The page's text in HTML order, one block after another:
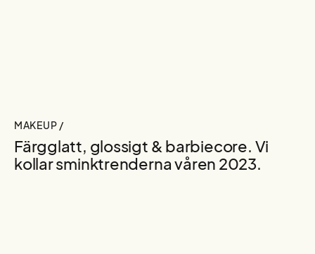
MAKEUP /
Färgglatt, glossigt & barbiecore. Vi
kollar sminktrenderna våren 2023.